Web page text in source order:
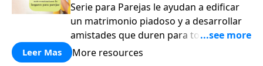
Serie para Parejas le ayudan a edificar
un matrimonio piadoso y a desarrollar
amistades que duren para toda la vida.
¡Únase a uno de los estudios de grupos
Leer Mas More resources